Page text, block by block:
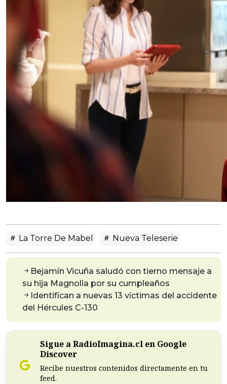
La Torre De Mabel Nueva Teleserie
Bejamín Vicuña saludó con tierno mensaje a
su hija Magnolia por su cumpleaños
Identifican a nuevas 13 víctimas del accidente
del Hércules C-130
Sigue a RadioImagina.cl en Google
Discover
Recibe nuestros contenidos directamente en tu
feed.